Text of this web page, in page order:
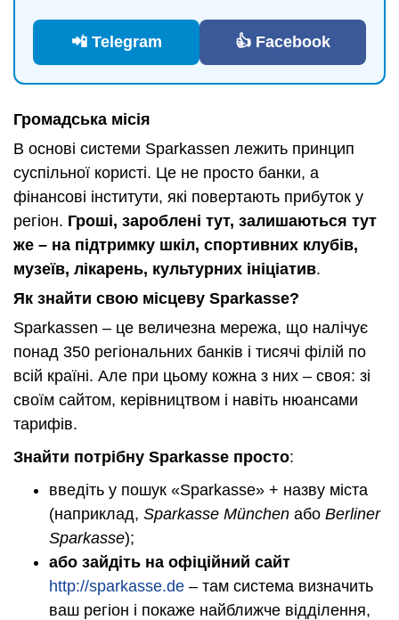
📲 Telegram 👍 Facebook
Громадська місія
В основі системи Sparkassen лежить принцип
суспільної користі. Це не просто банки, а
фінансові інститути, які повертають прибуток у
регіон. Гроші, зароблені тут, залишаються тут
же – на підтримку шкіл, спортивних клубів,
музеїв, лікарень, культурних ініціатив.
Як знайти свою місцеву Sparkasse?
Sparkassen – це величезна мережа, що налічує
понад 350 регіональних банків і тисячі філій по
всій країні. Але при цьому кожна з них – своя: зі
своїм сайтом, керівництвом і навіть нюансами
тарифів.
Знайти потрібну Sparkasse просто:
введіть у пошук «Sparkasse» + назву міста
(наприклад, Sparkasse München або Berliner
Sparkasse);
або зайдіть на офіційний сайт
http://sparkasse.de – там система визначить
ваш регіон і покаже найближче відділення,